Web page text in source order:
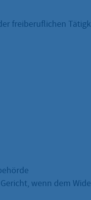
freiberuflichen
wenn dem